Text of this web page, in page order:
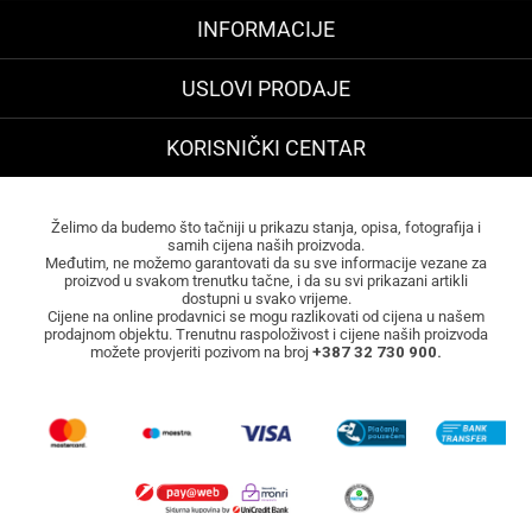
INFORMACIJE
USLOVI PRODAJE
KORISNIČKI CENTAR
Želimo da budemo što tačniji u prikazu stanja, opisa, fotografija i
samih cijena naših proizvoda.
Međutim, ne možemo garantovati da su sve informacije vezane za
proizvod u svakom trenutku tačne, i da su svi prikazani artikli
dostupni u svako vrijeme.
Cijene na online prodavnici se mogu razlikovati od cijena u našem
prodajnom objektu. Trenutnu raspoloživost i cijene naših proizvoda
možete provjeriti pozivom na broj +387 32 730 900.